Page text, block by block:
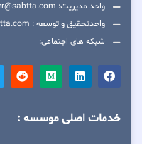
واحد مدیریت: manager@sabtta.com
واحدتحقیق و توسعه : backend@sabtta.com
شبکه های اجتماعی:
خدمات اصلی موسسه :